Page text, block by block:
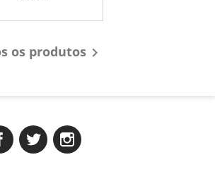
os produtos 
FacebookTwitter